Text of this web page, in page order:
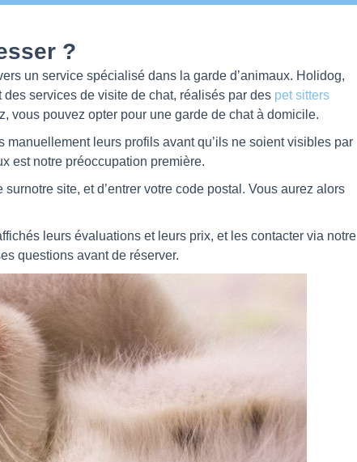
?
un service spécialisé dans la garde d’animaux. Holidog,
services de visite de chat, réalisés par des pet sitters
vous pouvez opter pour une garde de chat à domicile.
leurs profils avant qu’ils ne soient visibles par
est notre préoccupation première.
site, et d’entrer votre code postal. Vous aurez alors
leurs évaluations et leurs prix, et les contacter via notre
questions avant de réserver.